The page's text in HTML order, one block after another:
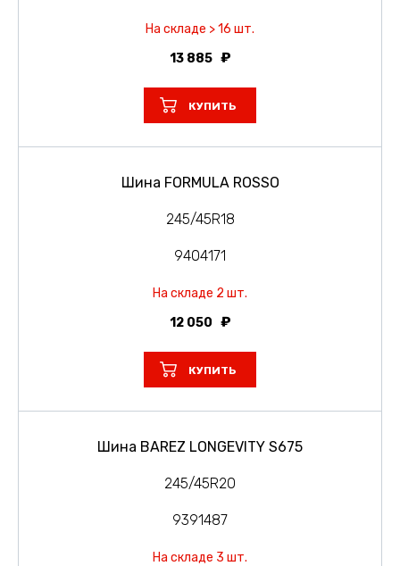
На складе > 16 шт.
13 885
КУПИТЬ
Шина FORMULA ROSSO
245/45R18
9404171
На складе 2 шт.
12 050
КУПИТЬ
Шина BAREZ LONGEVITY S675
245/45R20
9391487
На складе 3 шт.